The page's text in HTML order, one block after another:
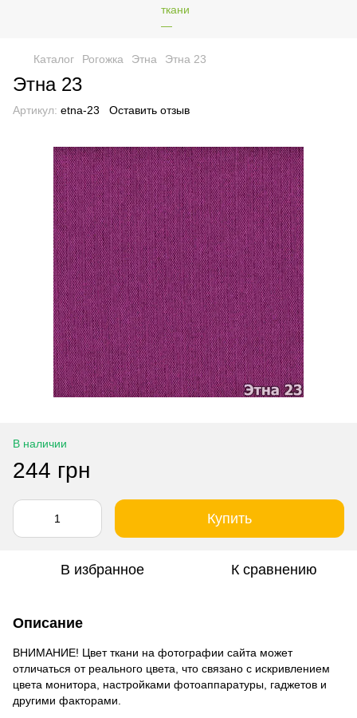
Каталог Рогожка Этна Этна 23
Этна 23
Артикул: etna-23 Оставить отзыв
В наличии
244 грн
Купить
В избранное К сравнению
Описание
ВНИМАНИЕ! Цвет ткани на фотографии сайта может
отличаться от реального цвета, что связано с искривлением
цвета монитора, настройками фотоаппаратуры, гаджетов и
другими факторами.